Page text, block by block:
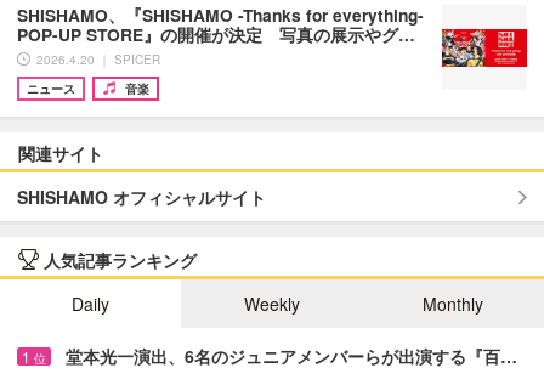
SHISHAMO、『SHISHAMO -Thanks for everything-
POP-UP STORE』の開催が決定 写真の展示やグ…
2026.4.20 ｜ SPICER
ニュース
音楽
関連サイト
SHISHAMO オフィシャルサイト
人気記事ランキング
Daily
Weekly Monthly
1 位 堂本光一演出、6名のジュニアメンバーらが出演する『百…